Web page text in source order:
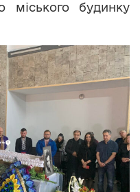
міського будинку